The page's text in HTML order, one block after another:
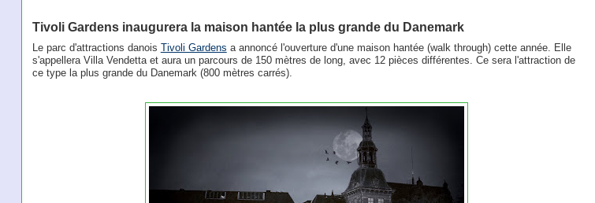
Tivoli Gardens inaugurera la maison hantée la plus grande du Danemark
Le parc d'attractions danois Tivoli Gardens a annoncé l'ouverture d'une maison hantée (walk through) cette année. Elle
s'appellera Villa Vendetta et aura un parcours de 150 mètres de long, avec 12 pièces différentes. Ce sera l'attraction de
ce type la plus grande du Danemark (800 mètres carrés).